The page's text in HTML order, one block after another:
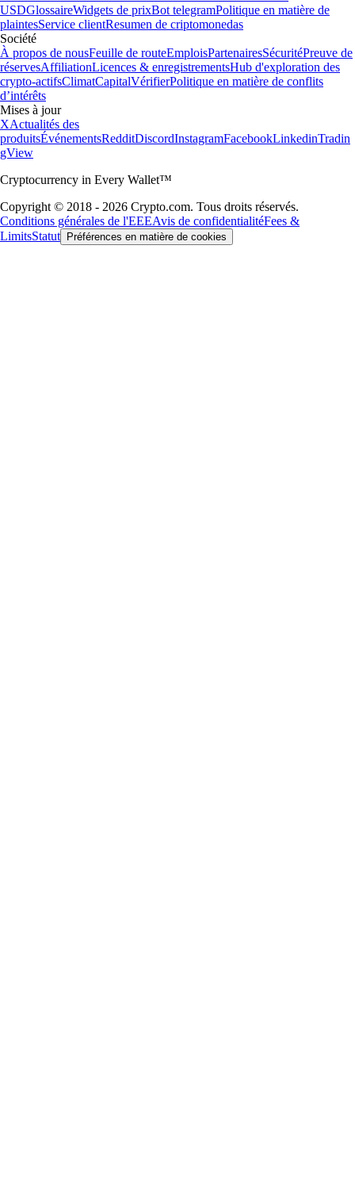
USDGlossaireWidgets de prixBot telegramPolitique en matière de
plaintesService clientResumen de criptomonedas
Société
À propos de nousFeuille de routeEmploisPartenairesSécuritéPreuve de
réservesAffiliationLicences & enregistrementsHub d'exploration des
crypto-actifsClimatCapitalVérifierPolitique en matière de conflits
d’intérêts
Mises à jour
XActualités des
produitsÉvénementsRedditDiscordInstagramFacebookLinkedinTradin
gView
Cryptocurrency in Every Wallet™
Copyright © 2018 - 2026 Crypto.com. Tous droits réservés.
Conditions générales de l'EEEAvis de confidentialitéFees &
LimitsStatut Préférences en matière de cookies